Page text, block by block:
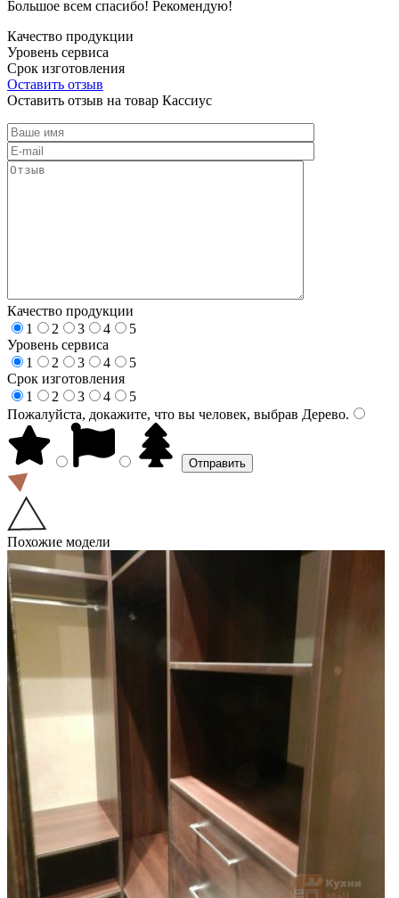
Большое всем спасибо! Рекомендую!
Качество продукции
Уровень сервиса
Срок изготовления
Оставить отзыв
Оставить отзыв на товар Кассиус
Качество продукции
1
2 3 4
5
Уровень сервиса
1
2 3 4
5
Срок изготовления
1
2 3 4
5
Пожалуйста, докажите, что вы человек, выбрав Дерево.
Похожие модели